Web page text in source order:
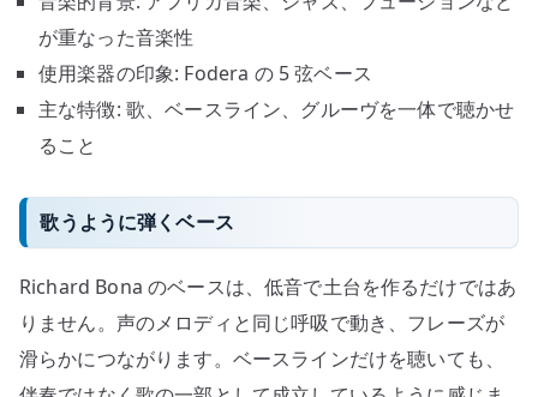
が重なった音楽性
使用楽器の印象: Fodera の 5 弦ベース
主な特徴: 歌、ベースライン、グルーヴを一体で聴かせ
ること
歌うように弾くベース
Richard Bona のベースは、低音で土台を作るだけではあ
りません。声のメロディと同じ呼吸で動き、フレーズが
滑らかにつながります。ベースラインだけを聴いても、